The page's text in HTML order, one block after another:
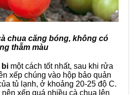
chua căng bóng, không có
thẫm màu
bi một cách tốt nhất, sau khi rửa
xếp chúng vào hộp bảo quản
tủ lạnh, ở khoảng 20-25 độ C.
xếp quá nhiều cà chua lên